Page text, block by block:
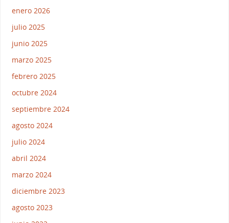
enero 2026
julio 2025
junio 2025
marzo 2025
febrero 2025
octubre 2024
septiembre 2024
agosto 2024
julio 2024
abril 2024
marzo 2024
diciembre 2023
agosto 2023